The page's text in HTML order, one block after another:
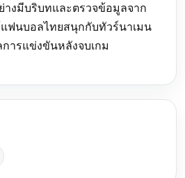
างมีบริบทและตรวจข้อมูลจาก
ฟนบอลไทยสนุกกับทัวร์นาเมน
ารแข่งขันหลังจบเกม